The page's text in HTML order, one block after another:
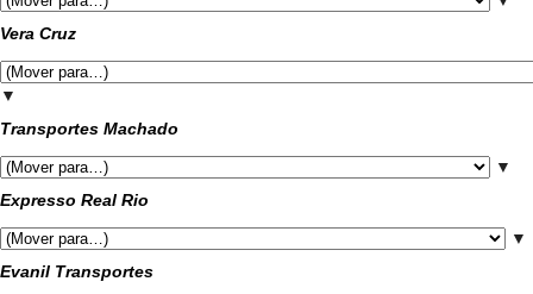
Vera Cruz
▼
Transportes Machado
▼
Expresso Real Rio
▼
Evanil Transportes